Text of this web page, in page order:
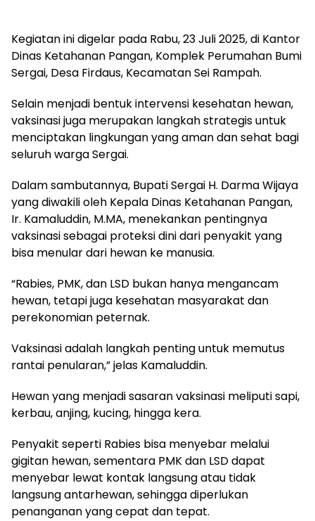
Kegiatan ini digelar pada Rabu, 23 Juli 2025, di Kantor
Dinas Ketahanan Pangan, Komplek Perumahan Bumi
Sergai, Desa Firdaus, Kecamatan Sei Rampah.
Selain menjadi bentuk intervensi kesehatan hewan,
vaksinasi juga merupakan langkah strategis untuk
menciptakan lingkungan yang aman dan sehat bagi
seluruh warga Sergai.
Dalam sambutannya, Bupati Sergai H. Darma Wijaya
yang diwakili oleh Kepala Dinas Ketahanan Pangan,
Ir. Kamaluddin, M.MA, menekankan pentingnya
vaksinasi sebagai proteksi dini dari penyakit yang
bisa menular dari hewan ke manusia.
“Rabies, PMK, dan LSD bukan hanya mengancam
hewan, tetapi juga kesehatan masyarakat dan
perekonomian peternak.
Vaksinasi adalah langkah penting untuk memutus
rantai penularan,” jelas Kamaluddin.
Hewan yang menjadi sasaran vaksinasi meliputi sapi,
kerbau, anjing, kucing, hingga kera.
Penyakit seperti Rabies bisa menyebar melalui
gigitan hewan, sementara PMK dan LSD dapat
menyebar lewat kontak langsung atau tidak
langsung antarhewan, sehingga diperlukan
penanganan yang cepat dan tepat.